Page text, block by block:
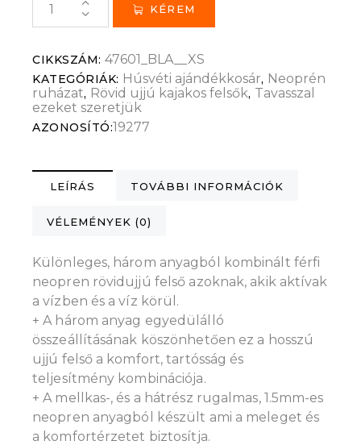
KÉREM
CIKKSZÁM: 47601_BLA__XS
KATEGÓRIÁK: Húsvéti ajándékkosár, Neoprén
ruházat, Rövid ujjú kajakos felsők, Tavasszal
ezeket szeretjük
AZONOSÍTÓ:19277
LEÍRÁS TOVÁBBI INFORMÁCIÓK
VÉLEMÉNYEK (0)
Különleges, három anyagból kombinált férfi
neopren rövidujjú felső azoknak, akik aktívak
a vízben és a víz körül.
+ A három anyag egyedülálló
összeállításának köszönhetően ez a hosszú
ujjú felső a komfort, tartósság és
teljesítmény kombinációja.
+ A mellkas-, és a hátrész rugalmas, 1.5mm-es
neopren anyagból készült ami a meleget és
a komfortérzetet biztosítja.